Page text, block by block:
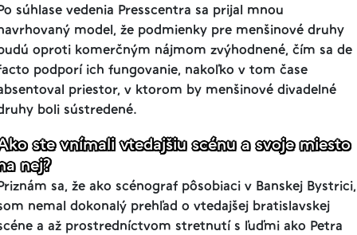
súhlase vedenia Presscentra sa prijal mnou
model, že podmienky pre menšinové druhy
oproti komerčným nájmom zvýhodnené, čím sa de
podporí ich fungovanie, nakoľko v tom čase
priestor, v ktorom by menšinové divadelné
boli sústredené.
ste vnímali vtedajšiu scénu a svoje miesto
nej?
sa, že ako scénograf pôsobiaci v Banskej Bystrici,
nemal dokonalý prehľad o vtedajšej bratislavskej
a až prostredníctvom stretnutí s ľuďmi ako Petra